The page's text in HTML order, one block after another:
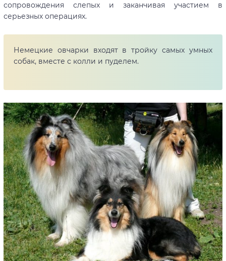
сопровождения слепых и заканчивая участием в
серьезных операциях.
Немецкие овчарки входят в тройку самых умных
собак, вместе с колли и пуделем.